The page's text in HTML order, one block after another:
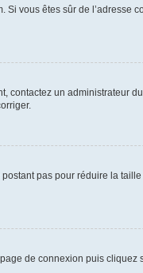
vous êtes sûr de l’adresse
contactez un administrateur
pas pour réduire la
de connexion puis cliquez